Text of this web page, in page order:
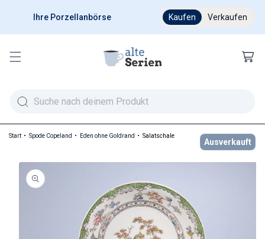
Ihre Porzellanbörse Ab 200 €
Kaufen Verkaufen
Start Spode Copeland Eden ohne Goldrand Salatschale
Ausverkauft